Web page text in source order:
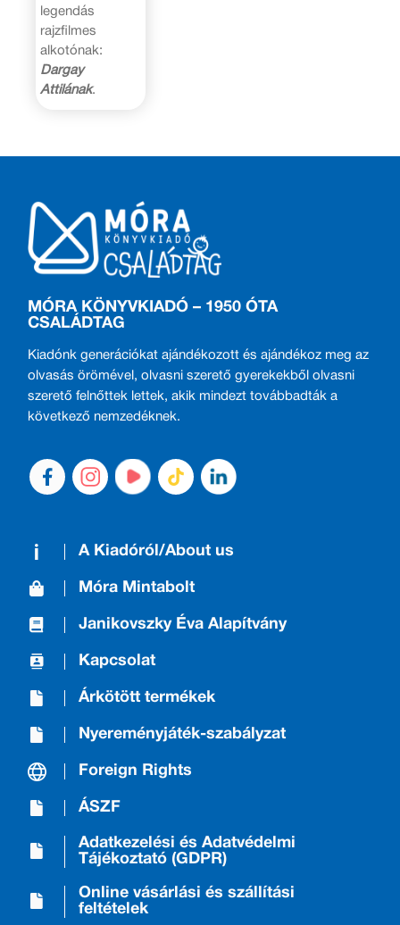
legendás
rajzfilmes
alkotónak:
Dargay
Attilának.
MÓRA KÖNYVKIADÓ – 1950 ÓTA
CSALÁDTAG
Kiadónk generációkat ajándékozott és ajándékoz meg az
olvasás örömével, olvasni szerető gyerekekből olvasni
szerető felnőttek lettek, akik mindezt továbbadták a
következő nemzedéknek.
A Kiadóról/About us
Móra Mintabolt
Janikovszky Éva Alapítvány
Kapcsolat
Árkötött termékek
Nyereményjáték-szabályzat
Foreign Rights
ÁSZF
Adatkezelési és Adatvédelmi
Tájékoztató (GDPR)
Online vásárlási és szállítási
feltételek